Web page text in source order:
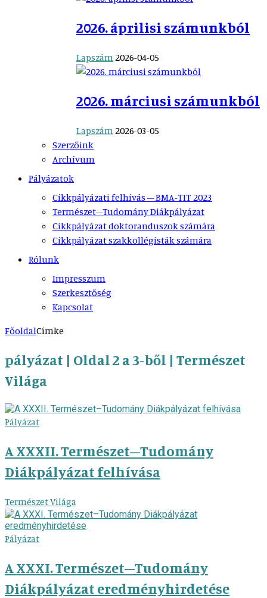
2026. áprilisi számunkból
Lapszám2026-04-05
2026. márciusi számunkból
Lapszám2026-03-05
Szerzőink
Archívum
Pályázatok
Cikkpályázati felhívás – BMA-TIT 2023
Természet–Tudomány Diákpályázat
Cikkpályázat doktoranduszok számára
Cikkpályázat szakkollégisták számára
Rólunk
Impresszum
Szerkesztőség
Kapcsolat
FőoldalCímke
pályázat | Oldal 2 a 3-ből | Természet
Világa
Pályázat
A XXXII. Természet–Tudomány
Diákpályázat felhívása
Természet Világa
Pályázat
A XXXI. Természet–Tudomány
Diákpályázat eredményhirdetése